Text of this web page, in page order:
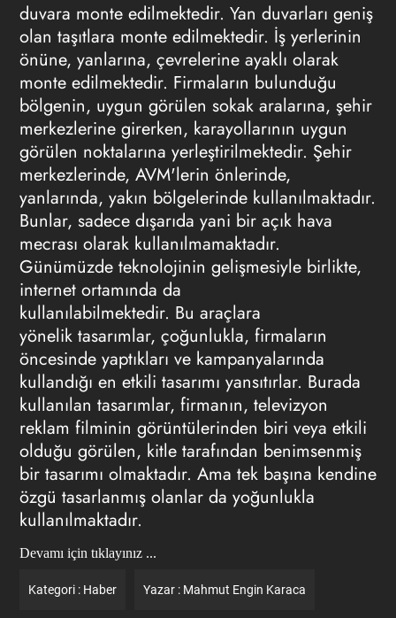
duvara monte edilmektedir. Yan duvarları geniş
olan taşıtlara monte edilmektedir. İş yerlerinin
önüne, yanlarına, çevrelerine ayaklı olarak
monte edilmektedir. Firmaların bulunduğu
bölgenin, uygun görülen sokak aralarına, şehir
merkezlerine girerken, karayollarının uygun
görülen noktalarına yerleştirilmektedir. Şehir
merkezlerinde, AVM'lerin önlerinde,
yanlarında, yakın bölgelerinde kullanılmaktadır.
Bunlar, sadece dışarıda yani bir açık hava
mecrası olarak kullanılmamaktadır.
Günümüzde teknolojinin gelişmesiyle birlikte,
internet ortamında da
kullanılabilmektedir. Bu araçlara
yönelik tasarımlar, çoğunlukla, firmaların
öncesinde yaptıkları ve kampanyalarında
kullandığı en etkili tasarımı yansıtırlar. Burada
kullanılan tasarımlar, firmanın, televizyon
reklam filminin görüntülerinden biri veya etkili
olduğu görülen, kitle tarafından benimsenmiş
bir tasarımı olmaktadır. Ama tek başına kendine
özgü tasarlanmış olanlar da yoğunlukla
kullanılmaktadır.
Devamı için tıklayınız ...
Kategori : Haber Yazar : Mahmut Engin Karaca